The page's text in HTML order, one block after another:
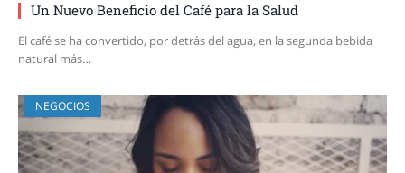
Un Nuevo Beneficio del Café para la Salud
El café se ha convertido, por detrás del agua, en la segunda bebida
natural más…
NEGOCIOS